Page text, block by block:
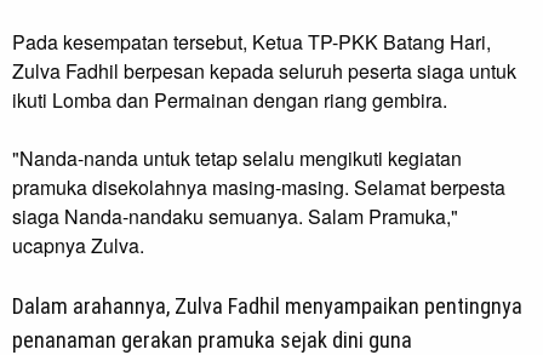
Pada kesempatan tersebut, Ketua TP-PKK Batang Hari,
Zulva Fadhil berpesan kepada seluruh peserta siaga untuk
ikuti Lomba dan Permainan dengan riang gembira.
"Nanda-nanda untuk tetap selalu mengikuti kegiatan
pramuka disekolahnya masing-masing. Selamat berpesta
siaga Nanda-nandaku semuanya. Salam Pramuka,"
ucapnya Zulva.
Dalam arahannya, Zulva Fadhil menyampaikan pentingnya
penanaman gerakan pramuka sejak dini guna